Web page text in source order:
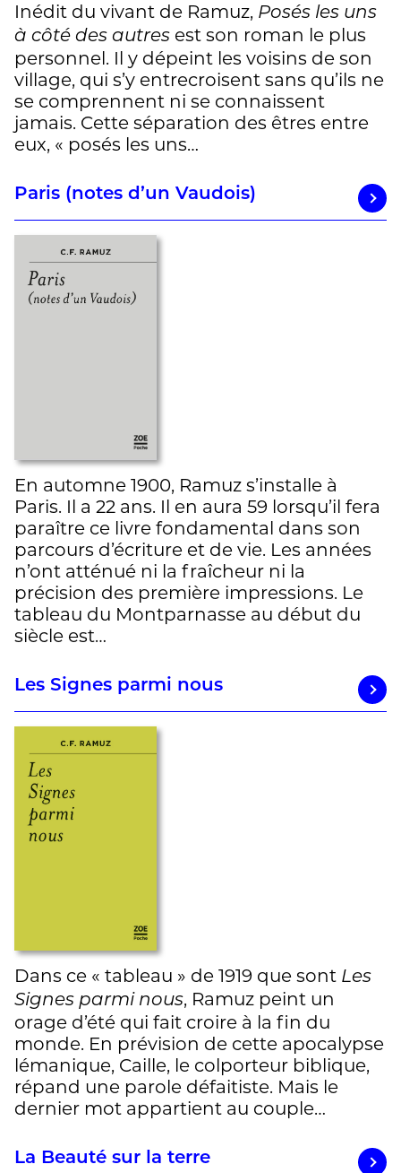
Inédit du vivant de Ramuz, Posés les uns
à côté des autres est son roman le plus
personnel. Il y dépeint les voisins de son
village, qui s’y entrecroisent sans qu’ils ne
se comprennent ni se connaissent
jamais. Cette séparation des êtres entre
eux, « posés les uns…
Paris (notes d’un Vaudois)
En automne 1900, Ramuz s’installe à
Paris. Il a 22 ans. Il en aura 59 lorsqu’il fera
paraître ce livre fondamental dans son
parcours d’écriture et de vie. Les années
n’ont atténué ni la fraîcheur ni la
précision des première impressions. Le
tableau du Montparnasse au début du
siècle est…
Les Signes parmi nous
Dans ce « tableau » de 1919 que sont Les
Signes parmi nous, Ramuz peint un
orage d’été qui fait croire à la fin du
monde. En prévision de cette apocalypse
lémanique, Caille, le colporteur biblique,
répand une parole défaitiste. Mais le
dernier mot appartient au couple…
La Beauté sur la terre